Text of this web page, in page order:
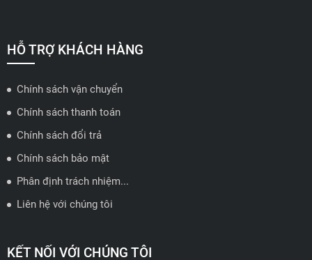
🗺️Xem trên bản đồ
ĐẠI LÝ QUẬN 2 HCM - HẢI TRIỀU AUTO
🔰 Địa chỉ: 78-80 Vũ Tông Phan, P.An Phú, TP Thủ Đức, TP HCM
📍 Hotline: 0938584113
🗺️Xem trên bản đồ
ĐẠI LÝ THỦ ĐỨC - TB AUTO
HỖ TRỢ KHÁCH HÀNG
Chính sách vận chuyển
Chính sách thanh toán
Chính sách đổi trả
Chính sách bảo mật
Phân định trách nhiệm...
Liên hệ với chúng tôi
KẾT NỐI VỚI CHÚNG TÔI